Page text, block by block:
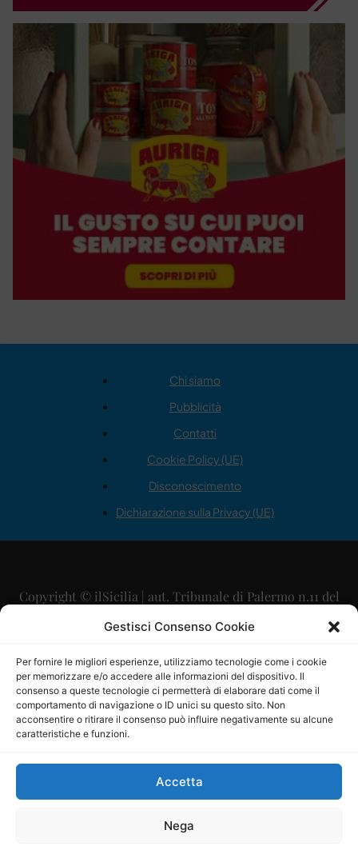
Gestisci Consenso Cookie
Per fornire le migliori esperienze, utilizziamo tecnologie come i cookie
per memorizzare e/o accedere alle informazioni del dispositivo. Il
consenso a queste tecnologie ci permetterà di elaborare dati come il
comportamento di navigazione o ID unici su questo sito. Non
acconsentire o ritirare il consenso può influire negativamente su alcune
caratteristiche e funzioni.
Accetta
Nega
Chi siamo
Pubblicità
Contatti
Cookie Policy (UE)
Disconoscimento
Dichiarazione sulla Privacy (UE)
Copyright © ilSicilia | aut. Tribunale di Palermo n.11 del
29/09/2015
Direttore Editoriale: Maurizio Scaglione
Direttore Responsabile: Maria Calabrese
P.IVA: 06334930820
Mercurio Comunicazione Società Cooperativa a r.l. è
iscritta al Registro degli Operatori di Comunicazione al